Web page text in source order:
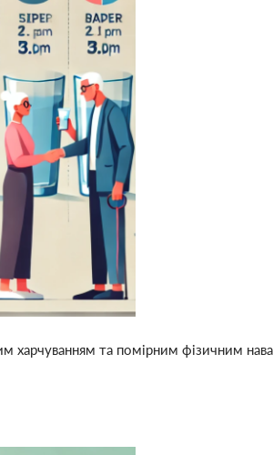
харчуванням та помірним фізичним